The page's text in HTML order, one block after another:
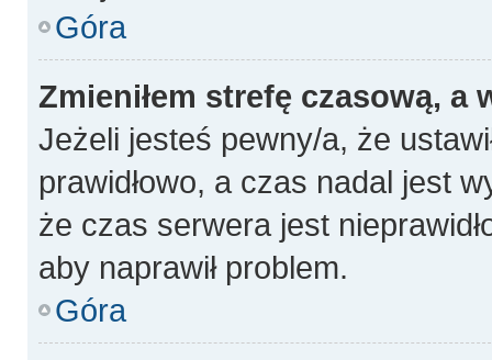
Góra
Zmieniłem strefę czasową, a
Jeżeli jesteś pewny/a, że
prawidłowo, a czas nadal jest
że czas serwera jest
aby naprawił problem.
Góra